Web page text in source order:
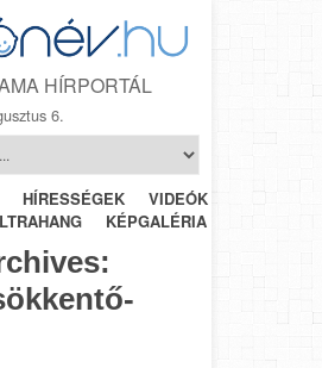
HÍRPORTÁL
6.
HÍRESSÉGEK VIDEÓK
HÉTRŐL-
KÉPGALÉRIA